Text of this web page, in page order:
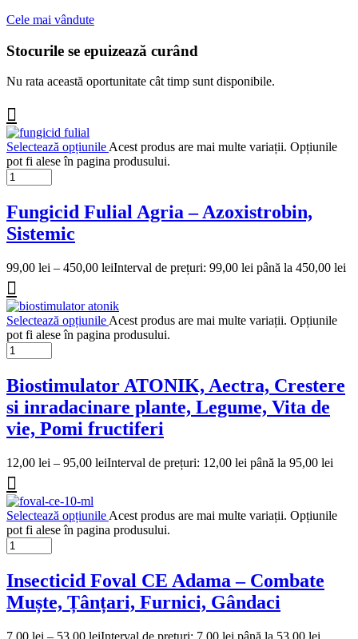
Cele mai vândute
Stocurile se epuizează curând
Nu rata această oportunitate cât timp sunt disponibile.
Selectează opțiunile Acest produs are mai multe variații. Opțiunile
pot fi alese în pagina produsului.
Fungicid Fulial Agria – Azoxistrobin,
Sistemic
99,00 lei – 450,00 leiInterval de prețuri: 99,00 lei până la 450,00 lei
Selectează opțiunile Acest produs are mai multe variații. Opțiunile
pot fi alese în pagina produsului.
Biostimulator ATONIK, Aectra, Crestere
si inradacinare plante, Legume, Vita de
vie, Pomi fructiferi
12,00 lei – 95,00 leiInterval de prețuri: 12,00 lei până la 95,00 lei
Selectează opțiunile Acest produs are mai multe variații. Opțiunile
pot fi alese în pagina produsului.
Insecticid Foval CE Adama – Combate
Muște, Țânțari, Furnici, Gândaci
7,00 lei – 53,00 leiInterval de prețuri: 7,00 lei până la 53,00 lei